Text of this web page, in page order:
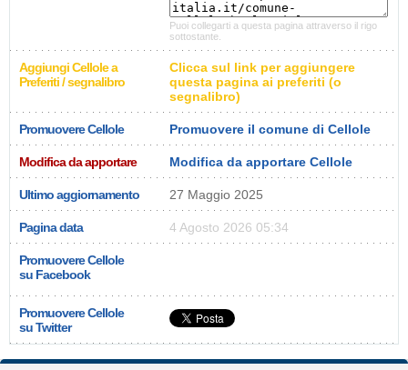
Puoi collegarti a questa pagina attraverso il rigo
sottostante.
Aggiungi Cellole a
Preferiti / segnalibro
Clicca sul link per aggiungere
questa pagina ai preferiti (o
segnalibro)
Promuovere Cellole Promuovere il comune di Cellole
Modifica da apportare Modifica da apportare Cellole
Ultimo aggiornamento 27 Maggio 2025
Pagina data 4 Agosto 2026 05:34
Promuovere Cellole
su Facebook
Promuovere Cellole
su Twitter